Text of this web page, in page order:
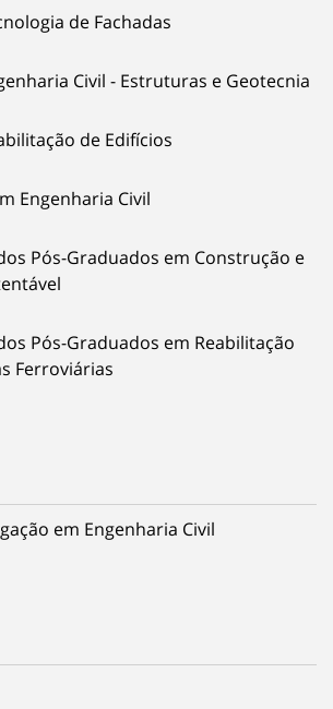
de Fachadas
Civil - Estruturas e Geotecnia
de Edifícios
Engenharia Civil
Pós-Graduados em Construção e
Pós-Graduados em Reabilitação
Ferroviárias
em Engenharia Civil